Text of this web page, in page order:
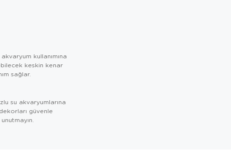
kullanımına
keskin kenar
sağlar.
su akvaryumlarına
güvenle